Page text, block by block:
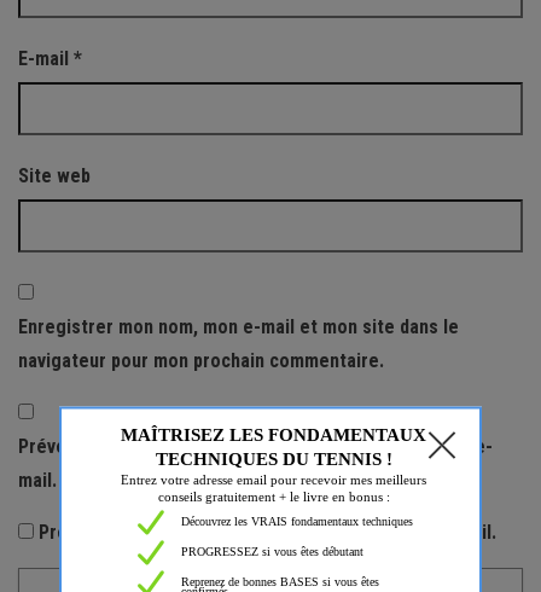
E-mail *
Site web
Enregistrer mon nom, mon e-mail et mon site dans le
navigateur pour mon prochain commentaire.
Prévenez-moi de tous les nouveaux commentaires par e-
mail.
Prévenez-moi de tous les nouveaux articles par e-mail.